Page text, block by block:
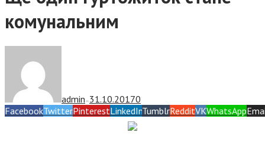
комунальним
admin — 31.10.20170
FacebookTwitterPinterestLinkedInTumblrRedditVKWhatsApp